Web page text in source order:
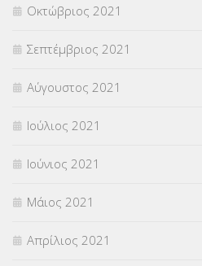
Οκτώβριος 2021
Σεπτέμβριος 2021
Αύγουστος 2021
Ιούλιος 2021
Ιούνιος 2021
Μάιος 2021
Απρίλιος 2021